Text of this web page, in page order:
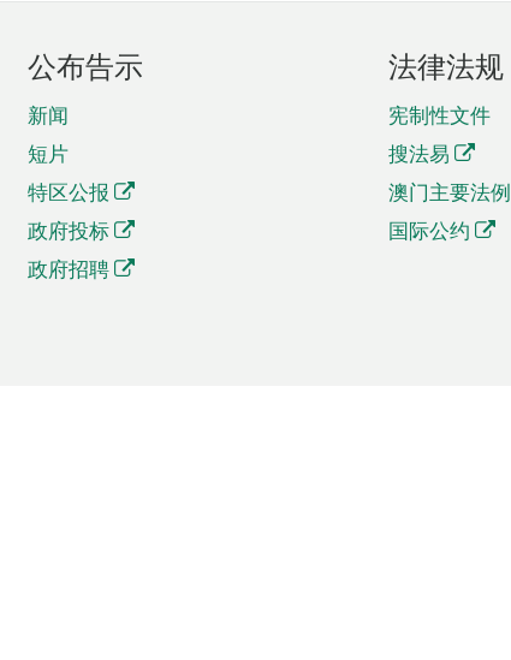
公布告示
新闻
短片
特区公报
政府投标
政府招聘
法律法规
宪制性文件
搜法易
澳门主要法例
国际公约